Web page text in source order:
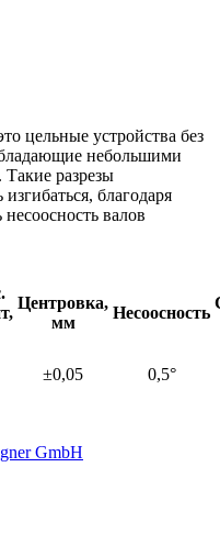
цельные устройства без
небольшими
разрезы
благодаря
валов
Центровка,
мм
Несоосность
±0,05 0,5°
GmbH